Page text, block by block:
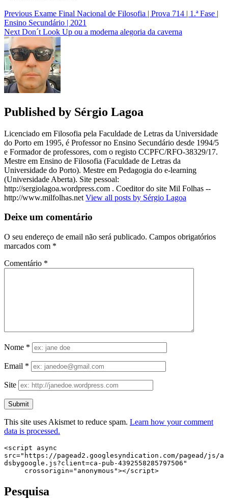
Navegação
de
artigos
Previous Exame Final Nacional de Filosofia | Prova 714 | 1.ª Fase |
Ensino Secundário | 2021
Next Don´t Look Up ou a moderna alegoria da caverna
Published by Sérgio Lagoa
Licenciado em Filosofia pela Faculdade de Letras da Universidade
do Porto em 1995, é Professor no Ensino Secundário desde 1994/5
e Formador de professores, com o registo CCPFC/RFO-38329/17.
Mestre em Ensino de Filosofia (Faculdade de Letras da
Universidade do Porto). Mestre em Pedagogia do e-learning
(Universidade Aberta). Site pessoal:
http://sergiolagoa.wordpress.com . Coeditor do site Mil Folhas --
http://www.milfolhas.net View all posts by Sérgio Lagoa
Deixe um comentário
O seu endereço de email não será publicado. Campos obrigatórios
marcados com *
Comentário *
Nome *
Email *
Site
This site uses Akismet to reduce spam. Learn how your comment
data is processed.
<script async
src="https://pagead2.googlesyndication.com/pagead/js/a
dsbygoogle.js?client=ca-pub-4392558285797506"
     crossorigin="anonymous"></script>
Pesquisa